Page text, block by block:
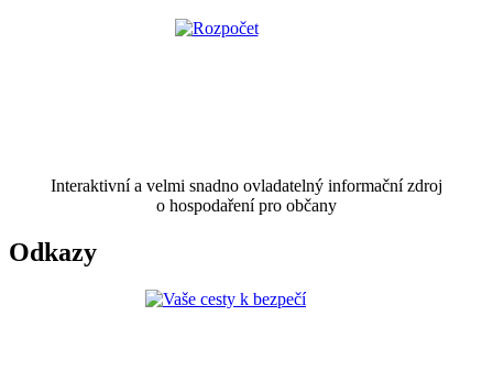
Interaktivní a velmi snadno ovladatelný informační zdroj
o hospodaření pro občany
Odkazy